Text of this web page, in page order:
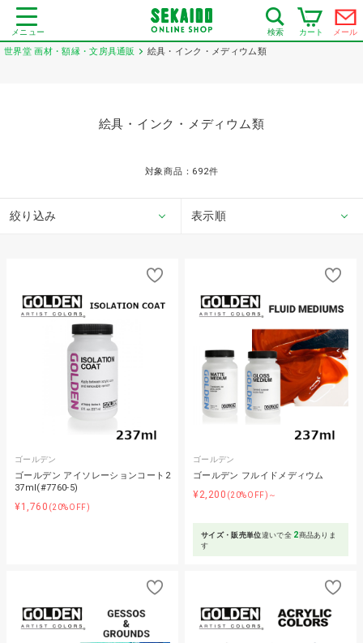
メニュー 検索 カート メール
世界堂 画材・額縁・文房具通販 絵具・インク・メディウム類
絵具・インク・メディウム類
対象商品： 692件
絞り込み 表示順
ゴールデン
ゴールデン アイソレーションコート2
37ml(#7760-5)
¥1,760 (20%OFF)
ゴールデン
ゴールデン フルイドメディウム
¥2,200 (20%OFF)～
サイズ・販売単位違いで全 2商品ありま
す